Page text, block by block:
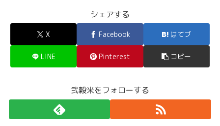
シェアする
X Facebook はてブ
LINE Pinterest コピー
弐穀米をフォローする